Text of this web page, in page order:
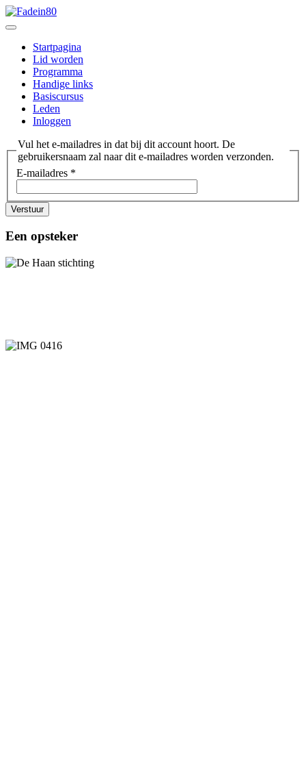
Startpagina
Lid worden
Programma
Handige links
Basiscursus
Leden
Inloggen
Vul het e-mailadres in dat bij dit account hoort. De
gebruikersnaam zal naar dit e-mailadres worden verzonden.
E-mailadres *
Verstuur
Een opsteker